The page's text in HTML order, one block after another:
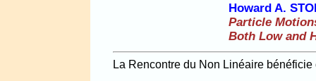
Howard A.
Particle
Both Low and
La Rencontre du Non Linéaire bénéficie